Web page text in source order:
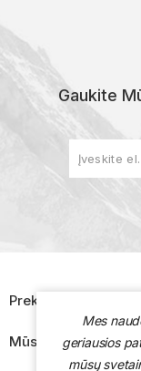
Gaukite
Prekės
Mūsų Įmonė
Mes
geriausios
mūsų